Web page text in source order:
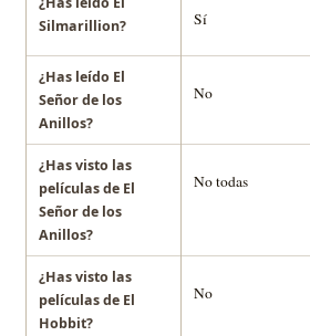
Silmarillion?
Sí
¿Has leído El
Señor de los
Anillos?
No
¿Has visto las
películas de El
Señor de los
Anillos?
No todas
¿Has visto las
películas de El
Hobbit?
No